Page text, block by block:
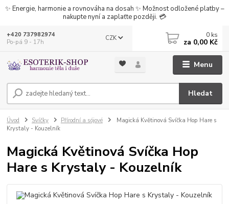
✨ Energie, harmonie a rovnováha na dosah ✨ Možnost odložené platby –
nakupte nyní a zaplaťte později. 💳
Menu
CZK
Hledat
+420 737982974
Po-pá 9 - 17h
0 ks
za 0,00 Kč
Úvod Svíčky Přírodní a sójové
Magická Květinová Svíčka Hop Hare s
Krystaly - Kouzelník
Magická Květinová Svíčka Hop
Hare s Krystaly - Kouzelník